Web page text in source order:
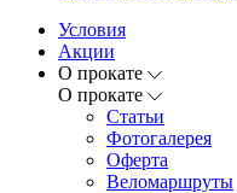
Условия
Акции
О прокате
О прокате
Статьи
Фотогалерея
Оферта
Веломаршруты